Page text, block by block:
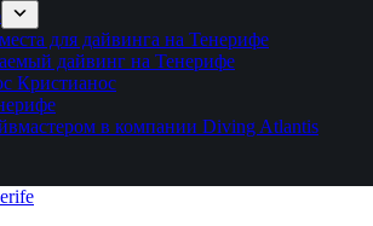
для дайвинга на Тенерифе
дайвинг на Тенерифе
Кристианос
в компании Diving Atlantis